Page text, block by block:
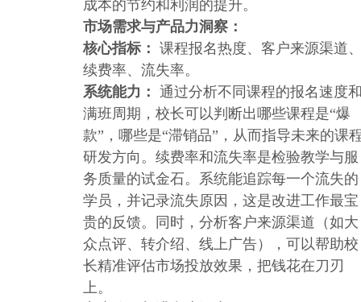
成本的节约和利润的提升。
市场需求与产品力洞察：
核心指标： 课程报名热度、客户来源渠道
续费率、流失率。
系统能力： 通过分析不同课程的报名速度
满班周期，校长可以判断出哪些课程是“爆
款”，哪些是“滞销品”，从而指导未来的课
研发方向。续费率和流失率是检验教学与服
务质量的试金石。系统能追踪每一个流失的
学员，并记录流失原因，这是改进工作最宝
贵的反馈。同时，分析客户来源渠道（如大
众点评、转介绍、线上广告），可以帮助校
长精准评估市场投放效果，把钱花在刀刃
上。